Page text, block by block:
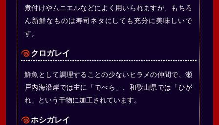
煮付けやムニエルなどによく用いられますが、もちろ
ん新鮮なものは寿司ネタにしても充分に美味しいで
す。
クロガレイ
鮮魚として調理することの少ないヒラメの仲間で、瀬
戸内海沿岸では主に「でべら」、和歌山県では「ひが
れ」という干物に加工されています。
ホシガレイ